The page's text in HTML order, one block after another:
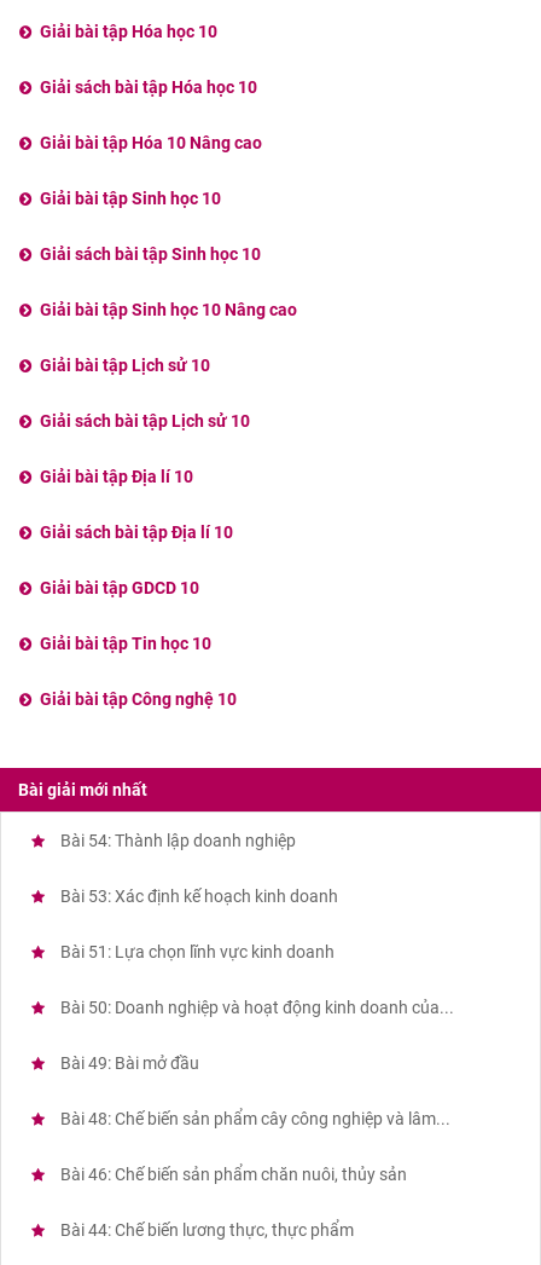
Giải bài tập Hóa học 10
Giải sách bài tập Hóa học 10
Giải bài tập Hóa 10 Nâng cao
Giải bài tập Sinh học 10
Giải sách bài tập Sinh học 10
Giải bài tập Sinh học 10 Nâng cao
Giải bài tập Lịch sử 10
Giải sách bài tập Lịch sử 10
Giải bài tập Địa lí 10
Giải sách bài tập Địa lí 10
Giải bài tập GDCD 10
Giải bài tập Tin học 10
Giải bài tập Công nghệ 10
Bài giải mới nhất
Bài 54: Thành lập doanh nghiệp
Bài 53: Xác định kế hoạch kinh doanh
Bài 51: Lựa chọn lĩnh vực kinh doanh
Bài 50: Doanh nghiệp và hoạt động kinh doanh của...
Bài 49: Bài mở đầu
Bài 48: Chế biến sản phẩm cây công nghiệp và lâm...
Bài 46: Chế biến sản phẩm chăn nuôi, thủy sản
Bài 44: Chế biến lương thực, thực phẩm